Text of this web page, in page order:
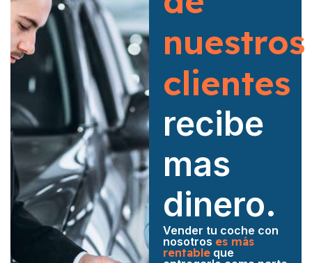
nuestros
clientes
recibe
mas
dinero.
Vender tu coche con
nosotros es más
rentableque